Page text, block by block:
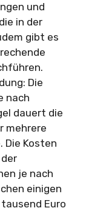
und
in der
gibt es
Die
nach
dauert die
mehrere
Die Kosten
je nach
einigen
Euro